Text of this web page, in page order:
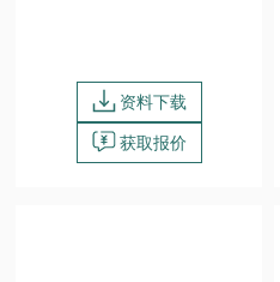
资料下载
获取报价